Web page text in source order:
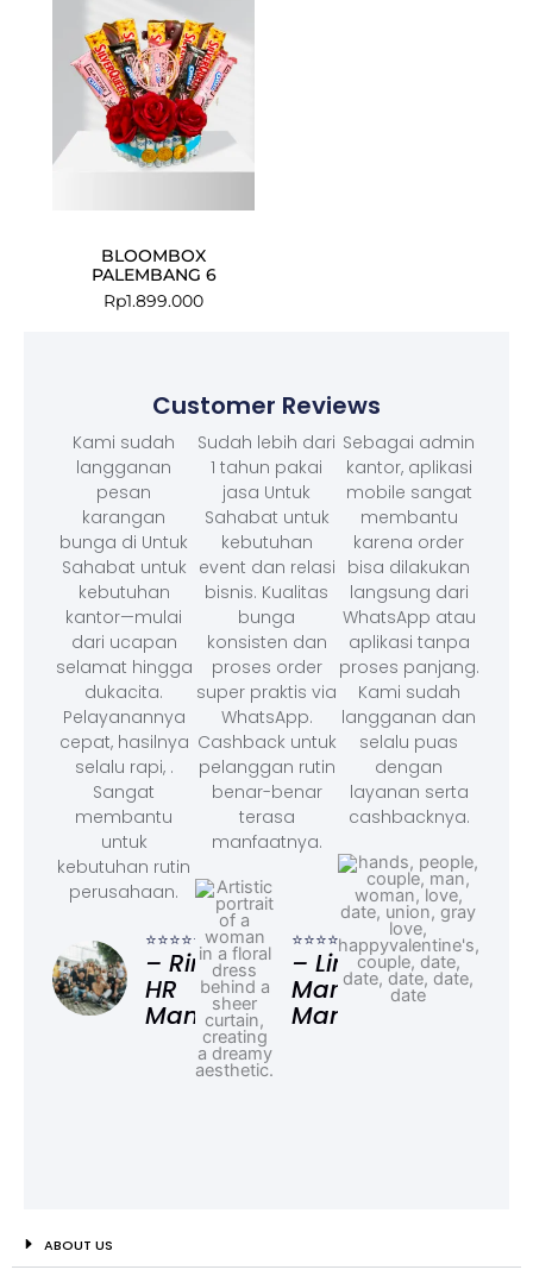
BLOOMBOX
PALEMBANG 6
Rp1.899.000
Customer Reviews
Kami sudah
langganan
pesan
karangan
bunga di Untuk
Sahabat untuk
kebutuhan
kantor—mulai
dari ucapan
selamat hingga
dukacita.
Pelayanannya
cepat, hasilnya
selalu rapi, .
Sangat
membantu
untuk
kebutuhan rutin
perusahaan.
⭐⭐⭐⭐⭐
– Rina,
HR
Manager
Sudah lebih dari
1 tahun pakai
jasa Untuk
Sahabat untuk
kebutuhan
event dan relasi
bisnis. Kualitas
bunga
konsisten dan
proses order
super praktis via
WhatsApp.
Cashback untuk
pelanggan rutin
benar-benar
terasa
manfaatnya.
⭐⭐⭐⭐⭐
– Linda,
Marketing
Manager
Sebagai admin
kantor, aplikasi
mobile sangat
membantu
karena order
bisa dilakukan
langsung dari
WhatsApp atau
aplikasi tanpa
proses panjang.
Kami sudah
langganan dan
selalu puas
dengan
layanan serta
cashbacknya.
ABOUT US